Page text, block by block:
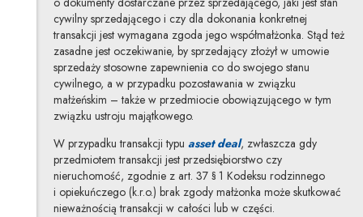
cywilny sprzedającego i czy dla dokonania konkretnej
transakcji jest wymagana zgoda jego współmałżonka. Stąd też
zasadne jest oczekiwanie, by sprzedający złożył w umowie
sprzedaży stosowne zapewnienia co do swojego stanu
cywilnego, a w przypadku pozostawania w związku
małżeńskim – także w przedmiocie obowiązującego w tym
związku ustroju majątkowego.
W przypadku transakcji typu asset deal, zwłaszcza gdy
przedmiotem transakcji jest przedsiębiorstwo czy
nieruchomość, zgodnie z art. 37 § 1 Kodeksu rodzinnego
i opiekuńczego (k.r.o.) brak zgody małżonka może skutkować
nieważnością transakcji w całości lub w części.